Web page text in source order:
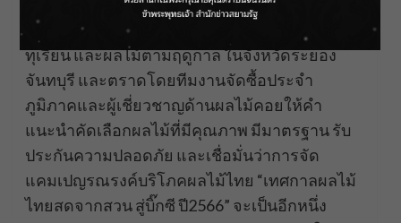
นำมาจำหน่ายเพื่อให้ลูกค้าได้ซื้อและรับประทาน
ผลไม้ในช่วงฤดูกาลที่ดีที่สุด จากการลงพื้นที่สวน
ทุเรียน และผลไม้ตามฤดูกาล ในจังหวัดระยอง
จันทบุรี และตราดโดยทีมงานจัดซื้อประจำ
ภูมิภาคและผู้เชี่ยวชาญด้านผลไม้คอยให้คำ
แนะนำคัดเลือกผลไม้ที่มีคุณภาพ มีมาตรฐาน รับ
ประกันความปลอดภัย และเชื่อมั่นว่าการจัด
แคมเปญรณรงค์บริโภคผลไม้ไทย “เทศกาลผลไม้
ไทยสดจากสวน สู่บิ๊กซี ปี2566” จะเป็นอีกหนึ่ง